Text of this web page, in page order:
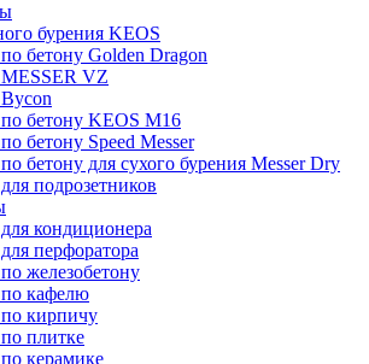
бурения KEOS
бетону Golden Dragon
VZ
бетону KEOS M16
бетону Speed Messer
бетону для сухого бурения Messer Dry
подрозетников
кондиционера
перфоратора
железобетону
кафелю
кирпичу
плитке
керамике